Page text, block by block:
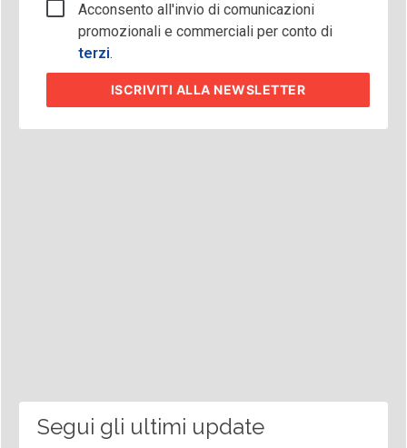
Acconsento all'invio di comunicazioni
promozionali e commerciali per conto di
terzi.
ISCRIVITI ALLA NEWSLETTER
Segui gli ultimi update